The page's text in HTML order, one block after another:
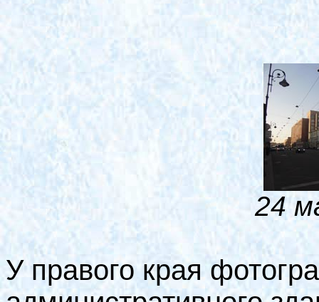
24
У правого края